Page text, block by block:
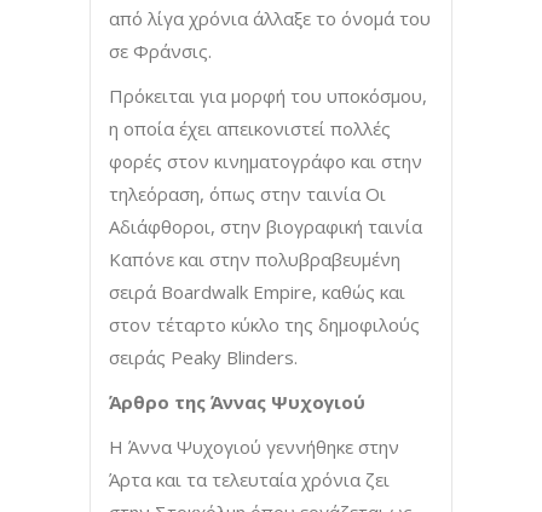
από λίγα χρόνια άλλαξε το όνομά του
σε Φράνσις.
Πρόκειται για μορφή του υποκόσμου,
η οποία έχει απεικονιστεί πολλές
φορές στον κινηματογράφο και στην
τηλεόραση, όπως στην ταινία Οι
Αδιάφθοροι, στην βιογραφική ταινία
Καπόνε και στην πολυβραβευμένη
σειρά Boardwalk Empire, καθώς και
στον τέταρτο κύκλο της δημοφιλούς
σειράς Peaky Blinders.
Άρθρο της Άννας Ψυχογιού
Η Άννα Ψυχογιού γεννήθηκε στην
Άρτα και τα τελευταία χρόνια ζει